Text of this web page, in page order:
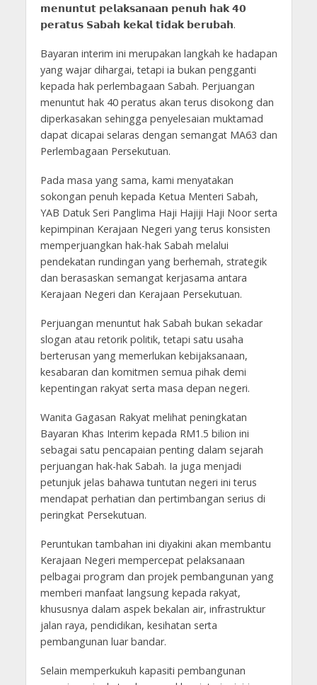
𝗺𝗲𝗻𝘂𝗻𝘁𝘂𝘁 𝗽𝗲𝗹𝗮𝗸𝘀𝗮𝗻𝗮𝗮𝗻 𝗽𝗲𝗻𝘂𝗵 𝗵𝗮𝗸 𝟰𝟬
𝗽𝗲𝗿𝗮𝘁𝘂𝘀 𝗦𝗮𝗯𝗮𝗵 𝗸𝗲𝗸𝗮𝗹 𝘁𝗶𝗱𝗮𝗸 𝗯𝗲𝗿𝘂𝗯𝗮𝗵.
Bayaran interim ini merupakan langkah ke hadapan
yang wajar dihargai, tetapi ia bukan pengganti
kepada hak perlembagaan Sabah. Perjuangan
menuntut hak 40 peratus akan terus disokong dan
diperkasakan sehingga penyelesaian muktamad
dapat dicapai selaras dengan semangat MA63 dan
Perlembagaan Persekutuan.
Pada masa yang sama, kami menyatakan
sokongan penuh kepada Ketua Menteri Sabah,
YAB Datuk Seri Panglima Haji Hajiji Haji Noor serta
kepimpinan Kerajaan Negeri yang terus konsisten
memperjuangkan hak-hak Sabah melalui
pendekatan rundingan yang berhemah, strategik
dan berasaskan semangat kerjasama antara
Kerajaan Negeri dan Kerajaan Persekutuan.
Perjuangan menuntut hak Sabah bukan sekadar
slogan atau retorik politik, tetapi satu usaha
berterusan yang memerlukan kebijaksanaan,
kesabaran dan komitmen semua pihak demi
kepentingan rakyat serta masa depan negeri.
Wanita Gagasan Rakyat melihat peningkatan
Bayaran Khas Interim kepada RM1.5 bilion ini
sebagai satu pencapaian penting dalam sejarah
perjuangan hak-hak Sabah. Ia juga menjadi
petunjuk jelas bahawa tuntutan negeri ini terus
mendapat perhatian dan pertimbangan serius di
peringkat Persekutuan.
Peruntukan tambahan ini diyakini akan membantu
Kerajaan Negeri mempercepat pelaksanaan
pelbagai program dan projek pembangunan yang
memberi manfaat langsung kepada rakyat,
khususnya dalam aspek bekalan air, infrastruktur
jalan raya, pendidikan, kesihatan serta
pembangunan luar bandar.
Selain memperkukuh kapasiti pembangunan